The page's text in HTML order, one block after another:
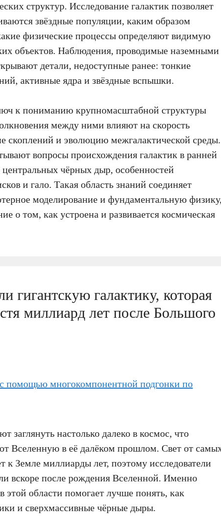
структур. Исследование галактик позволяет
звёздные популяции, каким образом
физические процессы определяют видимую
объектов. Наблюдения, проводимые наземными
детали, недоступные ранее: тонкие
активные ядра и звёздные вспышки.
к пониманию крупномасштабной структуры
между ними влияют на скорость
скоплений и эволюцию межгалактической среды.
вопросы происхождения галактик в ранней
чёрных дыр, особенностей
и гало. Такая область знаний соединяет
моделирование и фундаментальную физику,
о том, как устроена и развивается космическая
гигантскую галактику, которая
миллиард лет после Большого
заглянуть настолько далеко в космос, что
Вселенную в её далёком прошлом. Свет от
к Земле миллиарды лет, поэтому исследователи
вскоре после рождения Вселенной. Именно
этой области помогает лучше понять, как
и сверхмассивные чёрные дыры.